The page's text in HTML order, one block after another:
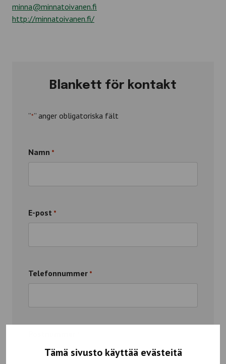
Tämä sivusto käyttää evästeitä
minna@minnatoivanen.fi
http://minnatoivanen.fi/
Blankett för kontakt
”*” anger obligatoriska fält
Namn *
E-post *
Telefonnummer *